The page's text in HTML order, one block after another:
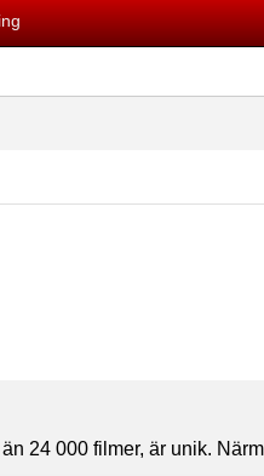
24 000 filmer, är unik.